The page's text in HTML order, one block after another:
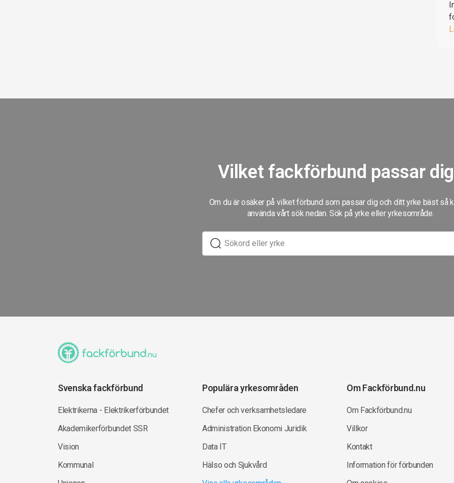
Vilket fackförbund passar
Om du är osäker på vilket förbund som passar dig och ditt yrke bäst så
använda vårt sök nedan. Sök på yrke eller yrkesområde.
Svenska fackförbund
Elektrikerna - Elektrikerförbundet
Akademikerförbundet SSR
Vision
Kommunal
Populära yrkesområden
Chefer och verksamhetsledare
Administration Ekonomi Juridik
Data IT
Hälso och Sjukvård
Om Fackförbund.nu
Om Fackförbund.nu
Villkor
Kontakt
Information för förbunden